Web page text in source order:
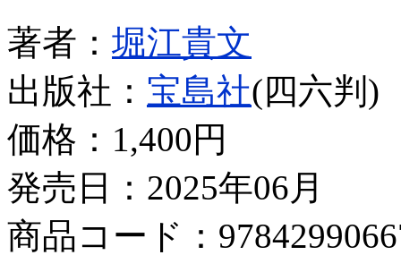
著者： 堀江貴文
出版社： 宝島社(四六判)
価格： 1,400円
発売日：2025年06月
商品コード：